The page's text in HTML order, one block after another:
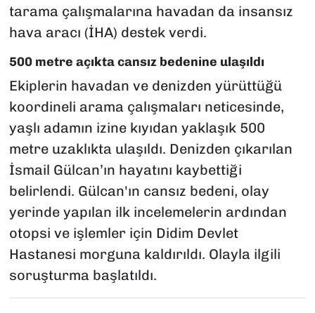
tarama çalışmalarına havadan da insansız
hava aracı (İHA) destek verdi.
500 metre açıkta cansız bedenine ulaşıldı
Ekiplerin havadan ve denizden yürüttüğü
koordineli arama çalışmaları neticesinde,
yaşlı adamın izine kıyıdan yaklaşık 500
metre uzaklıkta ulaşıldı. Denizden çıkarılan
İsmail Gülcan’ın hayatını kaybettiği
belirlendi. Gülcan'ın cansız bedeni, olay
yerinde yapılan ilk incelemelerin ardından
otopsi ve işlemler için Didim Devlet
Hastanesi morguna kaldırıldı. Olayla ilgili
soruşturma başlatıldı.